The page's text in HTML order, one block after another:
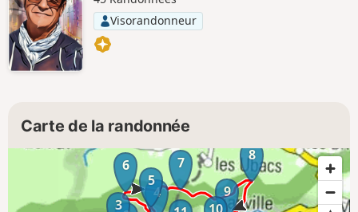
Visorandonneur
Carte de la randonnée
3
4
5
6 7 8
9